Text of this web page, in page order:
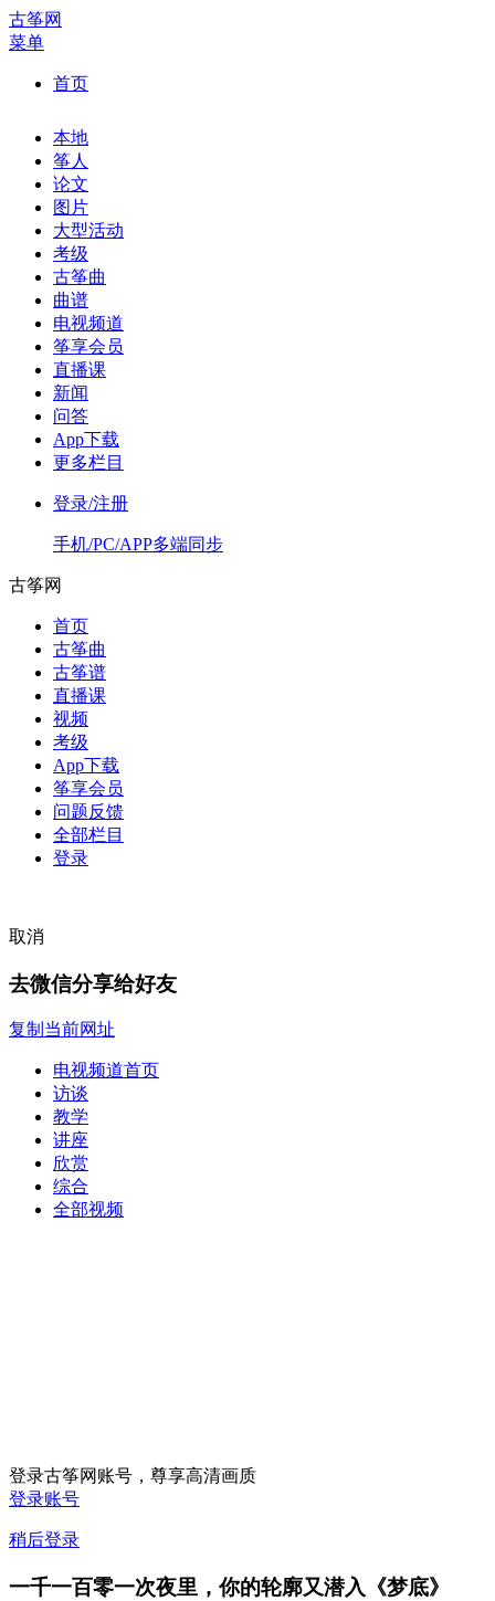
古筝网
菜单
首页
本地
筝人
论文
图片
大型活动
考级
古筝曲
曲谱
电视频道
筝享会员
直播课
新闻
问答
App下载
更多栏目
登录/注册
手机/PC/APP多端同步
古筝网
首页
古筝曲
古筝谱
直播课
视频
考级
App下载
筝享会员
问题反馈
全部栏目
登录
取消
去微信分享给好友
复制当前网址
电视频道首页
访谈
教学
讲座
欣赏
综合
全部视频
登录古筝网账号，尊享高清画质
登录账号
稍后登录
一千一百零一次夜里，你的轮廓又潜入《梦底》